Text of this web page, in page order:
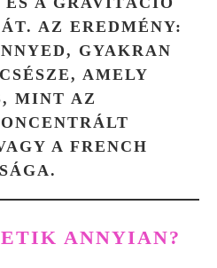
AZ EREDMÉNY:
GYAKRAN
AMELY
MINT AZ
A FRENCH
ANNYIAN?